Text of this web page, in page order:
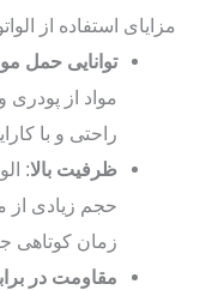
مزایای استفاده از
توانایی حمل
مواد از پودری
راحتی و با
ظرفیت بالا:
حجم زیادی
زمان کوتاهی
مقاومت در